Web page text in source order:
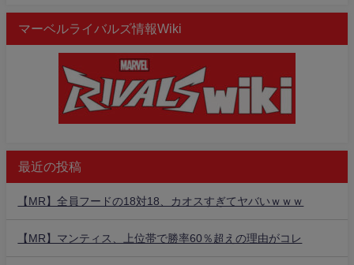
マーベルライバルズ情報Wiki
最近の投稿
【MR】全員フードの18対18、カオスすぎてヤバいｗｗｗ
【MR】マンティス、上位帯で勝率60％超えの理由がコレ